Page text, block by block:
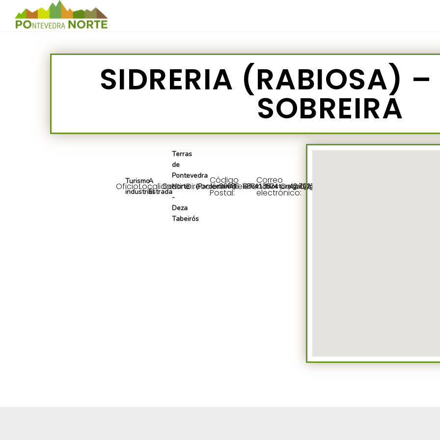
SIDRERIA (RABIOSA)
SOBREIRA
Oficio:
Turismo
industrialLocalidad:
A
EstradaDestino:
Terras
de
Pontevedra
Norte
-
Deza
Tabeirós
Dirección:
(Pardemarin)
Código
Postal:
36686Teléfono:
686413824
Correo
electrónico:
biostore.gal@gmail.com
Coordenadas:
42.7027674,-8.4399490